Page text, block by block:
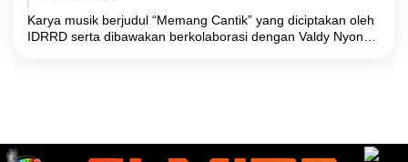
Karya musik berjudul “Memang Cantik” yang diciptakan oleh
IDRRD serta dibawakan berkolaborasi dengan Valdy Nyonk